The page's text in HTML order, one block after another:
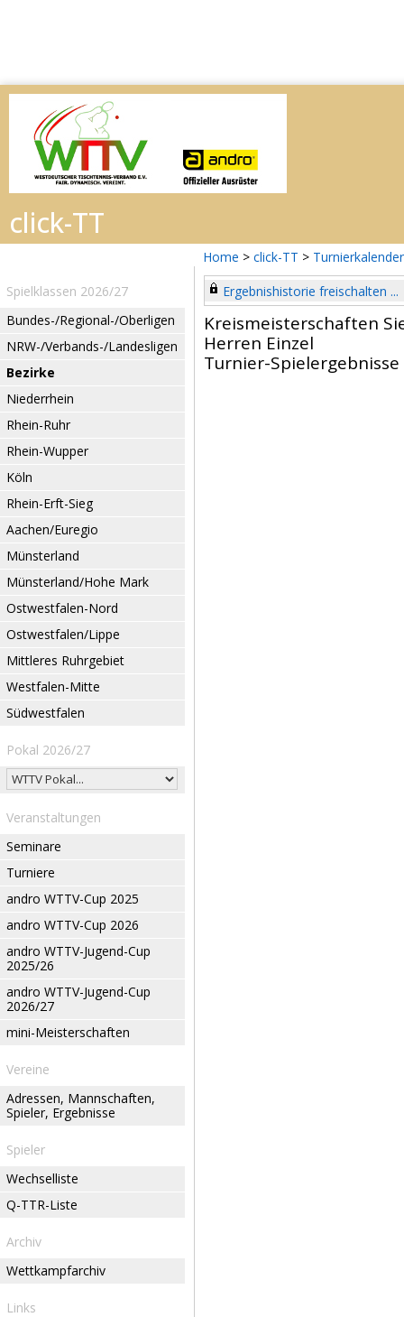
Home > click-TT > Turnierkalender
Spielklassen 2026/27
Bundes-/Regional-/Oberligen
NRW-/Verbands-/Landesligen
Bezirke
Niederrhein
Rhein-Ruhr
Rhein-Wupper
Köln
Rhein-Erft-Sieg
Aachen/Euregio
Münsterland
Münsterland/Hohe Mark
Ostwestfalen-Nord
Ostwestfalen/Lippe
Mittleres Ruhrgebiet
Westfalen-Mitte
Südwestfalen
Pokal 2026/27
Veranstaltungen
Seminare
Turniere
andro WTTV-Cup 2025
andro WTTV-Cup 2026
andro WTTV-Jugend-Cup
2025/26
andro WTTV-Jugend-Cup
2026/27
mini-Meisterschaften
Vereine
Adressen, Mannschaften,
Spieler, Ergebnisse
Spieler
Wechselliste
Q-TTR-Liste
Archiv
Wettkampfarchiv
Links
Ergebnishistorie freischalten ...
Kreismeisterschaften
Herren Einzel
Turnier-Spielergebnisse